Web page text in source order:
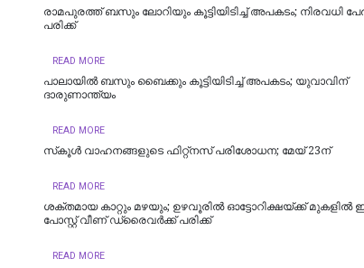
രാമപുരത്ത് ബസും ലോറിയും കൂട്ടിയിടിച്ച് അപകടം; നിരവധി
പരിക്ക്
READ MORE
പാലായില്‍ ബസും ബൈക്കും കൂട്ടിയിടിച്ച് അപകടം; യുവാവിന്
ദാരുണാന്ത്യം
READ MORE
സ്‌കൂള്‍ വാഹനങ്ങളുടെ ഫിറ്റ്‌നസ് പരിശോധന; മേയ് 23ന്
READ MORE
ശക്തമായ കാറ്റും മഴയും; ഉഴവൂരിൽ ഓട്ടോറിക്ഷയ്ക്ക് മുകളിൽ
പോസ്റ്റ് വീണ് ഡ്രൈവർക്ക് പരിക്ക്
READ MORE